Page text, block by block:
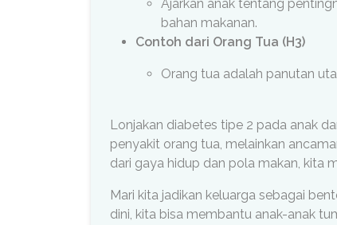
Ajarkan anak tentang
bahan makanan.
Contoh dari Orang Tua (H3)
Orang tua adalah panutan
Lonjakan diabetes tipe 2 pada anak
penyakit orang tua, melainkan
dari gaya hidup dan pola makan, kita
Mari kita jadikan keluarga sebagai
dini, kita bisa membantu anak-anak